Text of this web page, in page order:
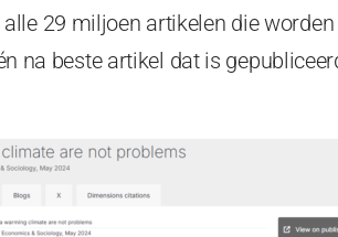
29 miljoen artikelen die
na beste artikel dat is